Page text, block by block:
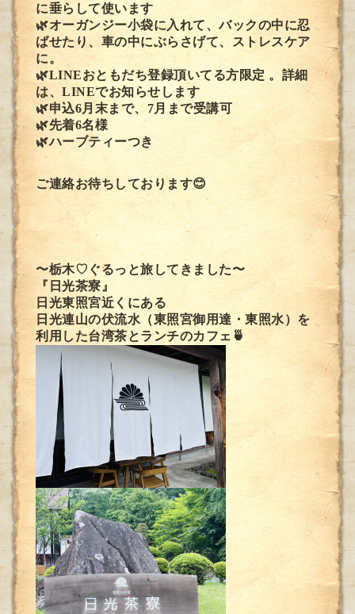
に垂らして使います
🌿オーガンジー小袋に入れて、バックの中に忍
ばせたり、車の中にぶらさげて、ストレスケア
に。
🌿LINEおともだち登録頂いてる方限定 。詳細
は、LINEでお知らせします
🌿申込6月末まで、7月まで受講可
🌿先着6名様
🌿ハーブティーつき
ご連絡お待ちしております😊
〜栃木♡ぐるっと旅してきました〜
『日光茶寮』
日光東照宮近くにある
日光連山の伏流水（東照宮御用達・東照水）を
利用した台湾茶とランチのカフェ🍵